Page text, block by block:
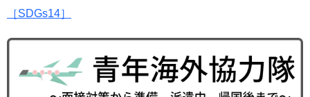
［SDGs14］